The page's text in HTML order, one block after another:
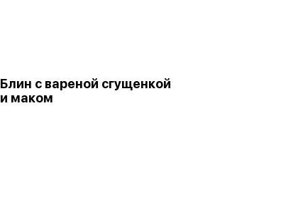
Блин с вареной сгущенкой
и маком